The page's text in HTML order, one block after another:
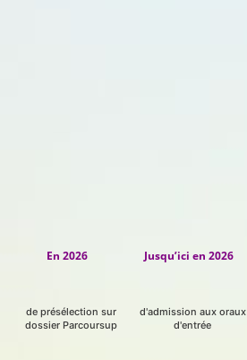
En 2026
de présélection sur
dossier Parcoursup
Jusqu’ici en 2026
d'admission aux oraux
d'entrée